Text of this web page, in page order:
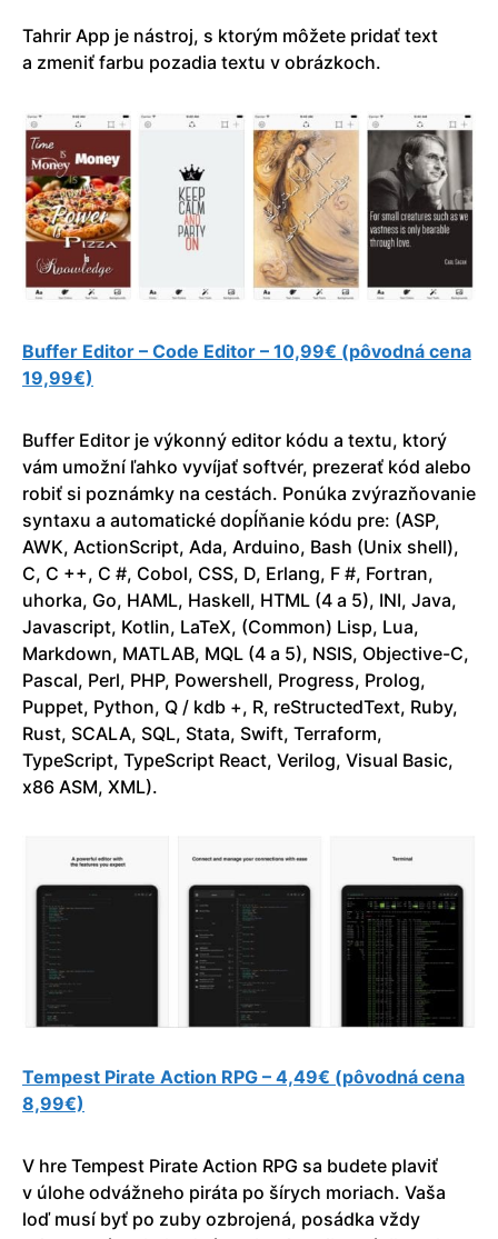
Tahrir App je nástroj, s ktorým môžete pridať text
a zmeniť farbu pozadia textu v obrázkoch.
Buffer Editor – Code Editor – 10,99€ (pôvodná cena
19,99€)
Buffer Editor je výkonný editor kódu a textu, ktorý
vám umožní ľahko vyvíjať softvér, prezerať kód alebo
robiť si poznámky na cestách. Ponúka zvýrazňovanie
syntaxu a automatické dopĺňanie kódu pre: (ASP,
AWK, ActionScript, Ada, Arduino, Bash (Unix shell),
C, C ++, C #, Cobol, CSS, D, Erlang, F #, Fortran,
uhorka, Go, HAML, Haskell, HTML (4 a 5), INI, Java,
Javascript, Kotlin, LaTeX, (Common) Lisp, Lua,
Markdown, MATLAB, MQL (4 a 5), NSIS, Objective-C,
Pascal, Perl, PHP, Powershell, Progress, Prolog,
Puppet, Python, Q / kdb +, R, reStructedText, Ruby,
Rust, SCALA, SQL, Stata, Swift, Terraform,
TypeScript, TypeScript React, Verilog, Visual Basic,
x86 ASM, XML).
Tempest Pirate Action RPG – 4,49€ (pôvodná cena
8,99€)
V hre Tempest Pirate Action RPG sa budete plaviť
v úlohe odvážneho piráta po šírych moriach. Vaša
loď musí byť po zuby ozbrojená, posádka vždy